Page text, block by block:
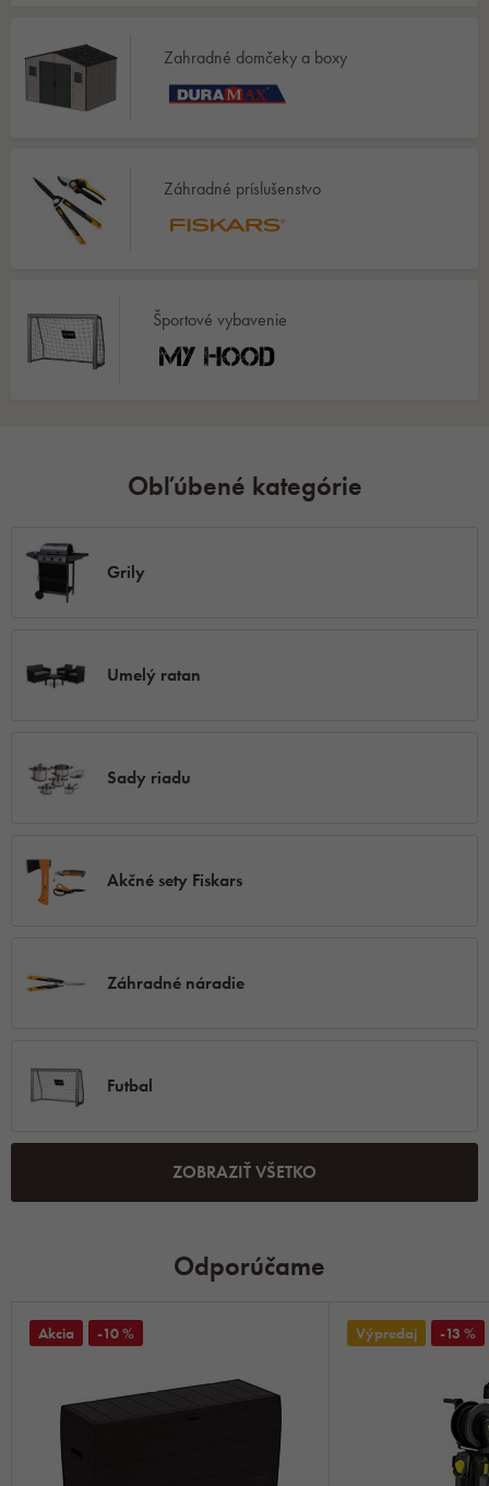
Zahradné domčeky a boxy
Záhradné príslušenstvo
Športové vybavenie
Obľúbené kategórie
Grily
Umelý ratan
Sady riadu
Akčné sety Fiskars
Záhradné náradie
Futbal
ZOBRAZIŤ VŠETKO
Odporúčame
Akcia -10 % Výpredaj -13 %